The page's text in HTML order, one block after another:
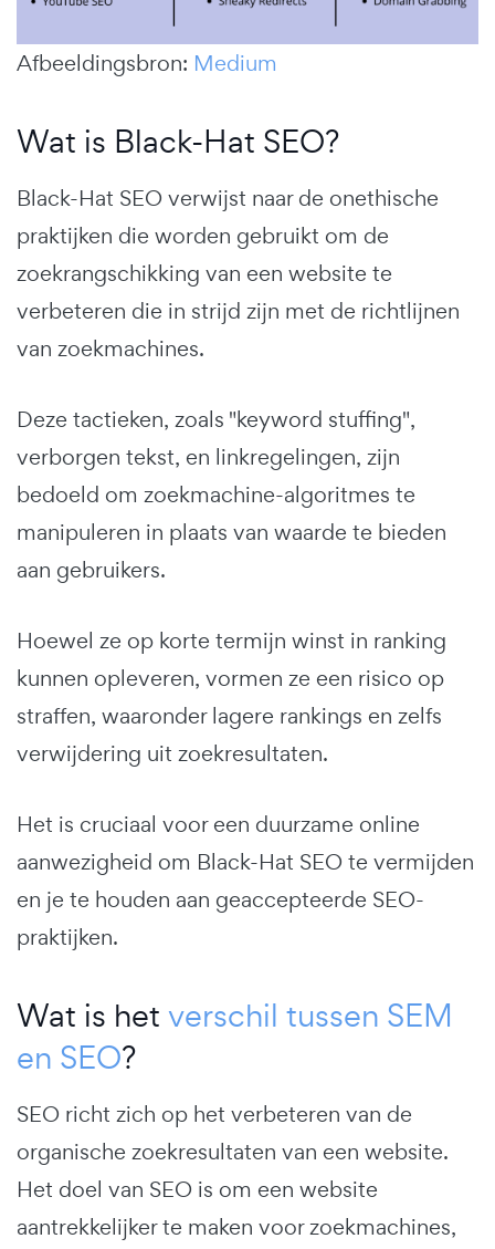
Afbeeldingsbron: Medium
Wat is Black-Hat SEO?
Black-Hat SEO verwijst naar de onethische
praktijken die worden gebruikt om de
zoekrangschikking van een website te
verbeteren die in strijd zijn met de richtlijnen
van zoekmachines.
Deze tactieken, zoals "keyword stuffing",
verborgen tekst, en linkregelingen, zijn
bedoeld om zoekmachine-algoritmes te
manipuleren in plaats van waarde te bieden
aan gebruikers.
Hoewel ze op korte termijn winst in ranking
kunnen opleveren, vormen ze een risico op
straffen, waaronder lagere rankings en zelfs
verwijdering uit zoekresultaten.
Het is cruciaal voor een duurzame online
aanwezigheid om Black-Hat SEO te vermijden
en je te houden aan geaccepteerde SEO-
praktijken.
Wat is het verschil tussen SEM
en SEO?
SEO richt zich op het verbeteren van de
organische zoekresultaten van een website.
Het doel van SEO is om een website
aantrekkelijker te maken voor zoekmachines,